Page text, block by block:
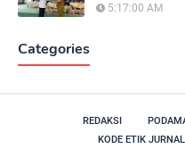
5:17:00 AM
Categories
REDAKSI
KODE ETIK